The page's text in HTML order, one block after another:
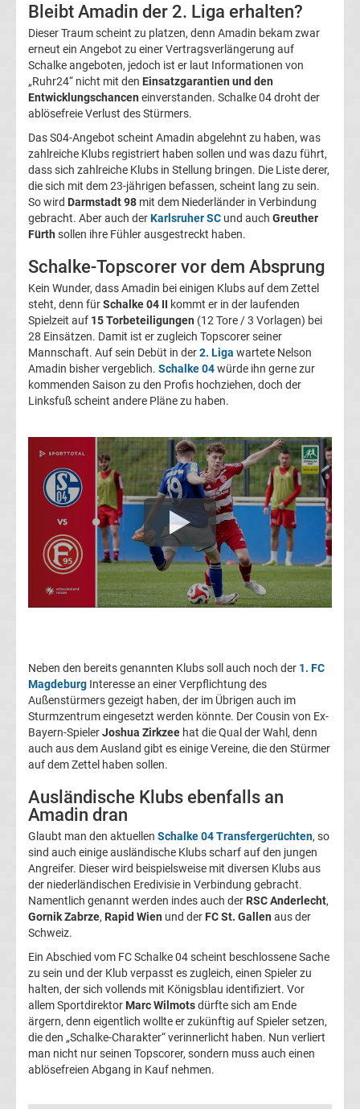
Magdeburg
Transfergerüchte
1.
FC
Nürnberg
Transfergerüchte
FC
Saarbrücken
Transfergerüchte
FC
Union
Berlin
Transfergerüchte
1.
Mainz
05
Transfergerüchte
Alemannia
Aachen
Transfergerüchte
Arminia
Bielefeld
Transfergerüchte
Bayer
Bleibt Amadin der 2. Liga erhalten?
Dieser Traum scheint zu platzen, denn Amadin bekam zwar
erneut ein Angebot zu einer Vertragsverlängerung auf
Schalke angeboten, jedoch ist er laut Informationen von
„Ruhr24“ nicht mit den Einsatzgarantien und den
Entwicklungschancen einverstanden. Schalke 04 droht der
ablösefreie Verlust des Stürmers.
Das S04-Angebot scheint Amadin abgelehnt zu haben, was
zahlreiche Klubs registriert haben sollen und was dazu führt,
dass sich zahlreiche Klubs in Stellung bringen. Die Liste derer,
die sich mit dem 23-jährigen befassen, scheint lang zu sein.
So wird Darmstadt 98 mit dem Niederländer in Verbindung
gebracht. Aber auch derKarlsruher SC und auch Greuther
Fürth sollen ihre Fühler ausgestreckt haben.
Schalke-Topscorer vor dem Absprung
Kein Wunder, dass Amadin bei einigen Klubs auf dem Zettel
steht, denn fürSchalke 04 II kommt er in der laufenden
Spielzeit auf 15 Torbeteiligungen (12 Tore / 3 Vorlagen) bei
28 Einsätzen. Damit ist er zugleich Topscorer seiner
Mannschaft. Auf sein Debüt in der2. Liga wartete Nelson
Amadin bisher vergeblich. Schalke 04würde ihn gerne zur
kommenden Saison zu den Profis hochziehen, doch der
Linksfuß scheint andere Pläne zu haben.
Neben den bereits genannten Klubs soll auch noch der 1. FC
Magdeburg Interesse an einer Verpflichtung des
Außenstürmers gezeigt haben, der im Übrigen auch im
Sturmzentrum eingesetzt werden könnte. Der Cousin von Ex-
Bayern-SpielerJoshua Zirkzee hat die Qual der Wahl, denn
auch aus dem Ausland gibt es einige Vereine, die den Stürmer
auf dem Zettel haben sollen.
Ausländische Klubs ebenfalls an
Amadin dran
Glaubt man den aktuellen Schalke 04 Transfergerüchten, so
sind auch einige ausländische Klubs scharf auf den jungen
Angreifer. Dieser wird beispielsweise mit diversen Klubs aus
der niederländischen Eredivisie in Verbindung gebracht.
Namentlich genannt werden indes auch der RSC Anderlecht,
Gornik Zabrze, Rapid Wien und der FC St. Gallen aus der
Schweiz.
Ein Abschied vom FC Schalke 04 scheint beschlossene Sache
zu sein und der Klub verpasst es zugleich, einen Spieler zu
halten, der sich vollends mit Königsblau identifiziert. Vor
allem Sportdirektor Marc Wilmotsdürfte sich am Ende
ärgern, denn eigentlich wollte er zukünftig auf Spieler setzen,
die den „Schalke-Charakter“ verinnerlicht haben. Nun verliert
man nicht nur seinen Topscorer, sondern muss auch einen
ablösefreien Abgang in Kauf nehmen.